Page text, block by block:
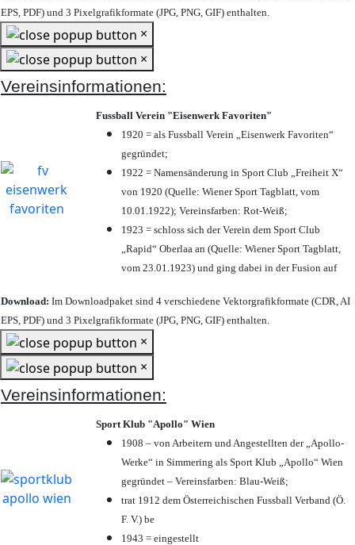
EPS, PDF) und 3 Pixelgrafikformate (JPG, PNG, GIF) enthalten.
×
×
Vereinsinformationen:
Fussball Verein "Eisenwerk Favoriten"
1920 = als Fussball Verein „Eisenwerk Favoriten“
gegründet;
1922 = Namensänderung in Sport Club „Freiheit X“
von 1920 (Quelle: Wiener Sport Tagblatt, vom
10.01.1922); Vereinsfarben: Rot-Weiß;
1923 = schloss sich der Verein dem Sport Club
„Rapid“ Oberlaa an (Quelle: Wiener Sport Tagblatt,
vom 23.01.1923) und ging dabei in der Fusion auf
Download: Im Downloadpaket sind 4 verschiedene Vektorgrafikformate (CDR, AI
EPS, PDF) und 3 Pixelgrafikformate (JPG, PNG, GIF) enthalten.
×
×
Vereinsinformationen:
Sport Klub "Apollo" Wien
1908 – von Arbeitern und Angestellten der „Apollo-
Werke“ in Simmering als Sport Klub „Apollo“ Wien
gegründet – Vereinsfarben: Blau-Weiß;
trat 1912 dem Österreichischen Fussball Verband (Ö.
F. V.) be
1943 = eingestellt